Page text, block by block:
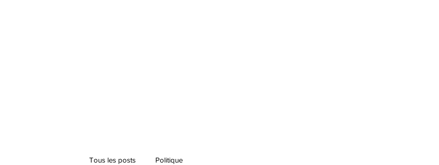
Tous les posts Politique